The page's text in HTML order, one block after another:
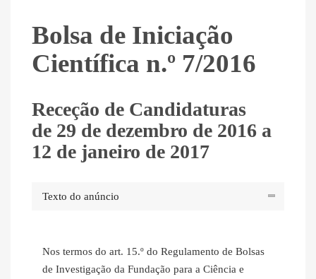
Bolsa de Iniciação
Científica n.º 7/2016
Receção de Candidaturas
de 29 de dezembro de 2016 a
12 de janeiro de 2017
Texto do anúncio
Nos termos do art. 15.º do Regulamento de Bolsas
de Investigação da Fundação para a Ciência e